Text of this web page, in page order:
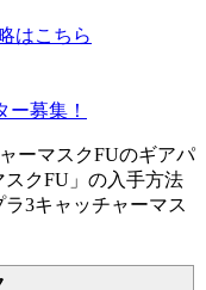
はこちら
募集！
ーマスクFUのギアパ
クFU」の入手方法
3キャッチャーマス